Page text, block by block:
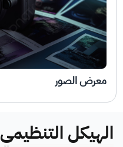
معرض الصور
الهيكل التنظيمي